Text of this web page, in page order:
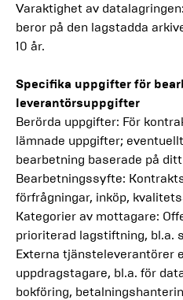
Varaktighet av
beror på den lagstadda
10 år.
Specifika uppgifter för
leverantörsuppgifter
Berörda uppgifter: För
lämnade uppgifter;
bearbetning baserade på
Bearbetningssyfte:
förfrågningar, inköp,
Kategorier av mottagare:
prioriterad lagstiftning, bl.a.
Externa tjänsteleverantörer
uppdragstagare, bl.a. för
bokföring,